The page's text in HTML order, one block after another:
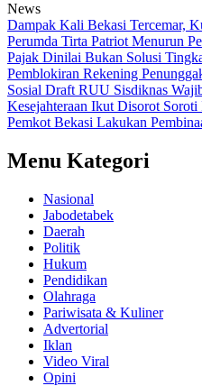
News
Dampak Kali Bekasi Tercemar,
Perumda Tirta Patriot Menurun
Pajak Dinilai Bukan Solusi
Pemblokiran Rekening
Sosial Draft RUU Sisdiknas
Kesejahteraan Ikut Disorot Soroti
Pemkot Bekasi Lakukan
Menu Kategori
Nasional
Jabodetabek
Daerah
Politik
Hukum
Pendidikan
Olahraga
Pariwisata & Kuliner
Advertorial
Iklan
Video Viral
Opini